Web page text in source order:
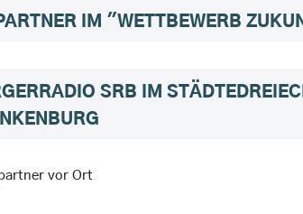
IM "WETTBEWERB
SRB IM
vor Ort